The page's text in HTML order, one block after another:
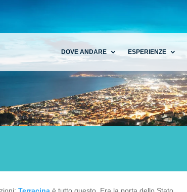
DOVE ANDARE ESPERIENZE
Terracina è tutto questo. Era la porta dello Stato